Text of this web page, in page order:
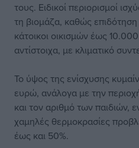
τους. Ειδικοί περιορισμοί
τη βιομάζα, καθώς επιδότηση
κάτοικοι οικισμών έως
αντίστοιχα, με κλιματικό
Το ύψος της ενίσχυσης
ευρώ, ανάλογα με την
και τον αριθμό των παιδιών,
χαμηλές θερμοκρασίες
έως και 50%.